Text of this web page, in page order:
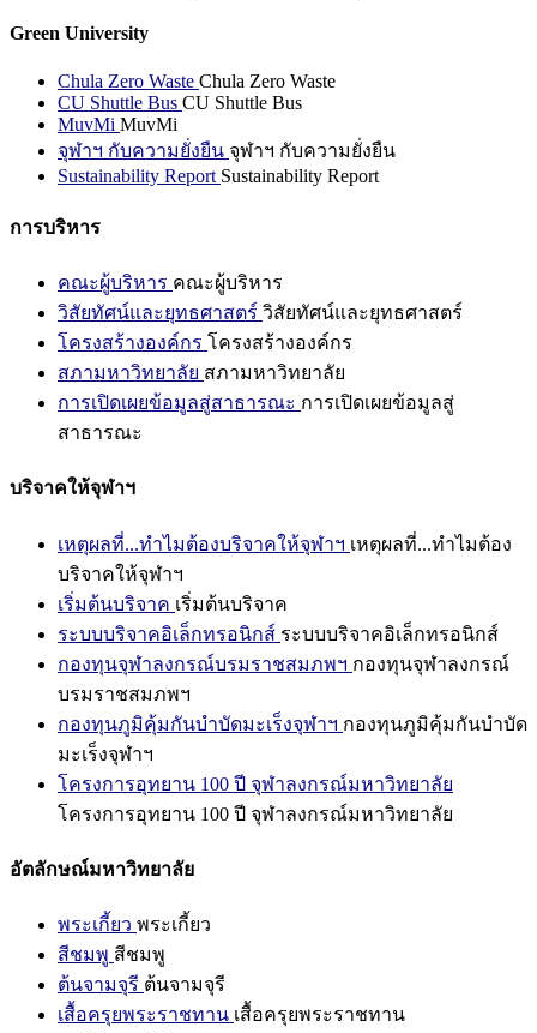
Green University
Chula Zero Waste Chula Zero Waste
CU Shuttle Bus CU Shuttle Bus
MuvMi MuvMi
จุฬาฯ กับความยั่งยืน จุฬาฯ กับความยั่งยืน
Sustainability Report Sustainability Report
การบริหาร
คณะผู้บริหาร คณะผู้บริหาร
วิสัยทัศน์และยุทธศาสตร์ วิสัยทัศน์และยุทธศาสตร์
โครงสร้างองค์กร โครงสร้างองค์กร
สภามหาวิทยาลัย สภามหาวิทยาลัย
การเปิดเผยข้อมูลสู่สาธารณะ การเปิดเผยข้อมูลสู่
สาธารณะ
บริจาคให้จุฬาฯ
เหตุผลที่...ทำไมต้องบริจาคให้จุฬาฯ เหตุผลที่...ทำไมต้อง
บริจาคให้จุฬาฯ
เริ่มต้นบริจาค เริ่มต้นบริจาค
ระบบบริจาคอิเล็กทรอนิกส์ ระบบบริจาคอิเล็กทรอนิกส์
กองทุนจุฬาลงกรณ์บรมราชสมภพฯ กองทุนจุฬาลงกรณ์
บรมราชสมภพฯ
กองทุนภูมิคุ้มกันบำบัดมะเร็งจุฬาฯ กองทุนภูมิคุ้มกันบำบัด
มะเร็งจุฬาฯ
โครงการอุทยาน 100 ปี จุฬาลงกรณ์มหาวิทยาลัย
โครงการอุทยาน 100 ปี จุฬาลงกรณ์มหาวิทยาลัย
อัตลักษณ์มหาวิทยาลัย
พระเกี้ยว พระเกี้ยว
สีชมพู สีชมพู
ต้นจามจุรี ต้นจามจุรี
เสื้อครุยพระราชทาน เสื้อครุยพระราชทาน